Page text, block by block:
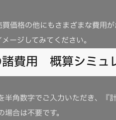
価格の他にもさまざまな費用
ージしてみてください。
費用 概算シミュ
半角数字でご入力いただき、『
合は不要です。